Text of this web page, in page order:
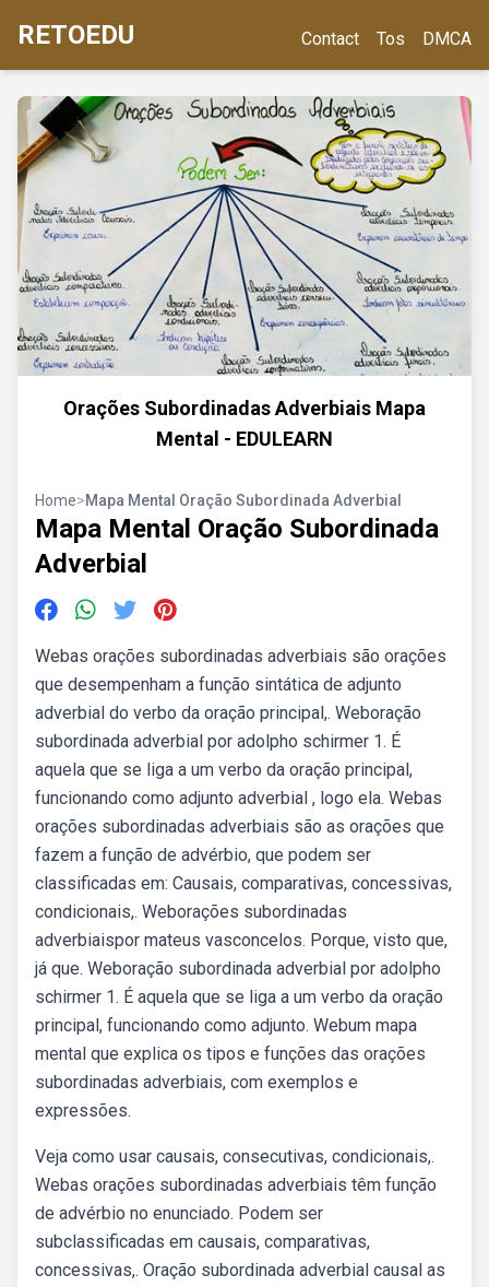
RETOEDU Contact Tos DMCA
Orações Subordinadas Adverbiais Mapa
Mental - EDULEARN
Home>Mapa Mental Oração Subordinada Adverbial
Mapa Mental Oração Subordinada
Adverbial
Webas orações subordinadas adverbiais são orações
que desempenham a função sintática de adjunto
adverbial do verbo da oração principal,. Weboração
subordinada adverbial por adolpho schirmer 1. É
aquela que se liga a um verbo da oração principal,
funcionando como adjunto adverbial , logo ela. Webas
orações subordinadas adverbiais são as orações que
fazem a função de advérbio, que podem ser
classificadas em: Causais, comparativas, concessivas,
condicionais,. Weborações subordinadas
adverbiaispor mateus vasconcelos. Porque, visto que,
já que. Weboração subordinada adverbial por adolpho
schirmer 1. É aquela que se liga a um verbo da oração
principal, funcionando como adjunto. Webum mapa
mental que explica os tipos e funções das orações
subordinadas adverbiais, com exemplos e
expressões.
Veja como usar causais, consecutivas, condicionais,.
Webas orações subordinadas adverbiais têm função
de advérbio no enunciado. Podem ser
subclassificadas em causais, comparativas,
concessivas,. Oração subordinada adverbial causal as